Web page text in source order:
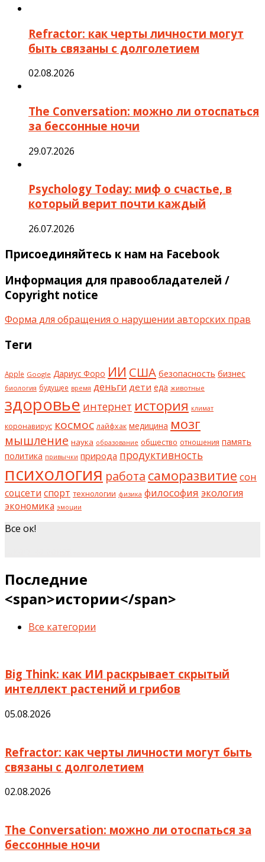
Refractor: как черты личности могут
быть связаны с долголетием
02.08.2026
The Conversation: можно ли отоспаться
за бессонные ночи
29.07.2026
Psychology Today: миф о счастье, в
который верит почти каждый
26.07.2026
Присоединяйтесь к нам на Facebook
Информация для правообладателей /
Copyright notice
Форма для обращения о нарушении авторских прав
Теги
Apple Google Дариус Форо ИИ США безопасность бизнес
биология будущее время деньги дети еда животные
здоровье интернет история климат
коронавирус космос лайфхак медицина мозг
мышление наука образование общество отношения память
политика привычки природа продуктивность
психология работа саморазвитие сон
соцсети спорт технологии физика философия экология
экономика эмоции
Все ок!
Последние
<span>истории</span>
Все категории
Big Think: как ИИ раскрывает скрытый
интеллект растений и грибов
05.08.2026
Refractor: как черты личности могут быть
связаны с долголетием
02.08.2026
The Conversation: можно ли отоспаться за
бессонные ночи